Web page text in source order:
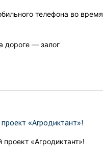
телефона во время
дороге — залог
«Агродиктант»!
«Агродиктант»!